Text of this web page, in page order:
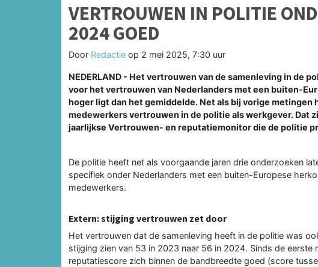
VERTROUWEN IN POLITIE
2024 GOED
Door Redactie op 2 mei 2025, 7:30 uur
NEDERLAND - Het vertrouwen van de samenleving in de
voor het vertrouwen van Nederlanders met een buiten-
hoger ligt dan het gemiddelde. Net als bij vorige metingen
medewerkers vertrouwen in de politie als werkgever. Dat
jaarlijkse Vertrouwen- en reputatiemonitor die de politie
De politie heeft net als voorgaande jaren drie onderzoeken
specifiek onder Nederlanders met een buiten-Europese
medewerkers.
Extern: stijging vertrouwen zet door
Het vertrouwen dat de samenleving heeft in de politie was
stijging zien van 53 in 2023 naar 56 in 2024. Sinds de
reputatiescore zich binnen de bandbreedte goed (score